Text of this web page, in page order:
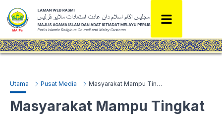
Utama Pusat Media Masyarakat Mampu Tingkat Ekonomi Dengan Industri Francais – Raja Puan Muda
Masyarakat Mampu Tingkat